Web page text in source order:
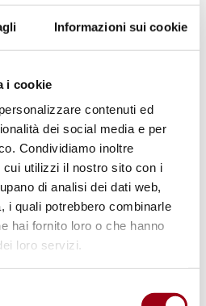
Informazioni sui cookie
i cookie
contenuti ed
dei social media e per
Condividiamo inoltre
utilizzi il nostro sito con i
di analisi dei dati web,
i quali potrebbero combinarle
hai fornito loro o che hanno
loro servizi.
cambiamento che
dalla
di Pechino